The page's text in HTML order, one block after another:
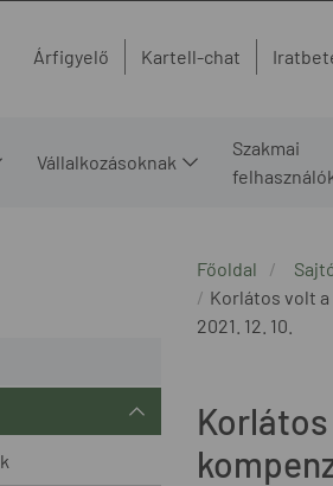
Árfigyelő Kartell-chat
Vállalkozásoknak
Szakmai
Főoldal
Korlátos volt a
2021. 12. 10.